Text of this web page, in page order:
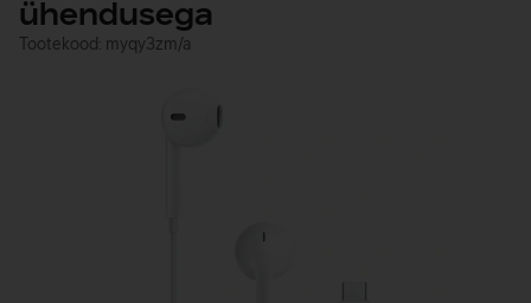
ühendusega
Tootekood: myqy3zm/a